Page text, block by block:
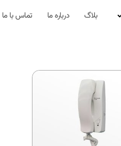
بلاگ درباره ما تماس با ما